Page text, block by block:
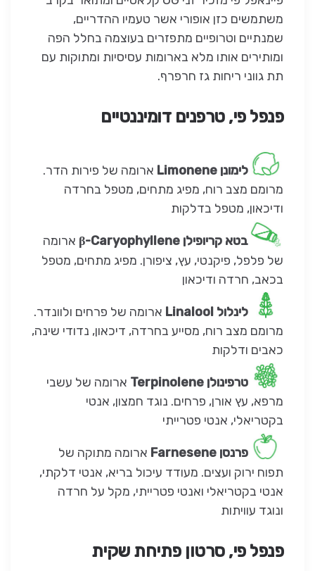
משתמשים כזן אופורי אשר טעמיו ההדריים,
שמנתיים וטרופיים מתפזרים בעוצמה בחלל הפה
ומותירים אותו מלא בארומות עסיסיות ומתוקות עם
תת גווני ריחות גז חרפרף.
פנפל פי, טרפנים דומיננטיים
לימונן Limonene
ארומה של פירות הדר.
מרומם מצב רוח, מפיג מתחים, מטפל בחרדה
ודיכאון, מטפל בדלקות
בטא קריופילן β-Caryophyllene
ארומה
של פלפל, פיקנטי, עץ, ציפורן. מפיג מתחים, מטפל
בכאב, חרדה ודיכאון
לינלול Linalool
ארומה של פרחים ולוונדר.
מרומם מצב רוח, מסייע בחרדה, דיכאון, נדודי שינה,
כאבים ודלקות
טרפינולן Terpinolene
ארומה של עשבי
מרפא, עץ אורן, פרחים. נוגד חמצון, אנטי
בקטריאלי, אנטי פטרייתי
פרנסן Farnesene
ארומה מתוקה של
תפוח ירוק ועצים. מעודד עיכול בריא, אנטי דלקתי,
אנטי בקטריאלי ואנטי פטרייתי, מקל על חרדה
ונוגד עוויתות
פנפל פי, סרטון פתיחת שקית